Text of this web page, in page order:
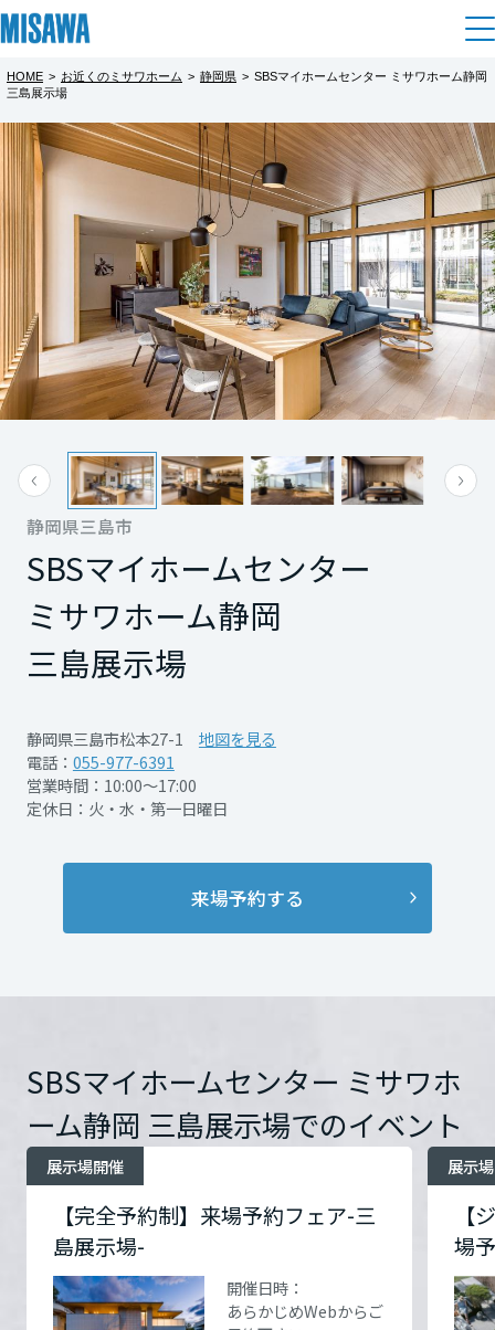
住まい
建てる [注文住宅]
商品ラインアップ
テクノロジー（住まいの性能）
建築事例・建築実例
インテリア
住まいづくりガイド
買う
分譲住宅（建売・土地）検索
中古住宅検索
スムストック検索
多彩な動画やこだわりが詰まった建築実例、注目の最新情報など、住
まいづくりを楽しく学べるデジタルラウンジです。
ホームラウンジ 新築・戸建て
土地活用
個人のお客さま
賃貸住宅
賃貸併用住宅
店舗・各種施設
土地活用モデルルーム見学
土地活用実例
法人のお客さま
企業不動産活用（CRE）戦略
医療・介護・子育て・障がい福祉施設
に役立つ多彩な情報を幅広くお届けします。
リフォーム
戸建て・マンション
ミサワリフォームとは
リフォームメニュー
リフォーム事例
事業用
事業用リノベーション
リフォーム営業所
これからリフォームをご検討の方
まちづくり
複合開発・投資開発
複合開発事業（ASMACI-アスマチ-）
再開発・官民連携事業
分譲マンション開発事業
収益不動産・投資開発事業
建築再生事業
事業用売買
事業用地・事業用建物
オーナーサポート
サポートメニュー
住まいるりんぐ（ロングサポート）
保証制度
アフターメンテナンス
ミサワリフォーム
ご相談窓口
お客様センター
ームを結ぶコミュニケーションサイト。お得・便利・安心なコンテン
企 業・IR情報
企業・IR
ニュース
MISAWAについて
IR情報
SDGs
環境活動
採用情報
新卒者採用
障がい者採用
ウエルネス事業
海外事業
展示場・イベント情報
カタログ請求
住まいのご相談
HOME > お近くのミサワホーム > 静岡県 > SBSマイホームセンター ミサワホーム静岡
三島展示場
静岡県三島市
SBSマイホームセンター
ミサワホーム静岡
三島展示場
静岡県三島市松本27-1
地図を見る
電話： 055-977-6391
営業時間：10:00～17:00
定休日：火・水・第一日曜日
来場予約する
SBSマイホームセンター ミサワホ
ーム静岡 三島展示場でのイベント
【完全予約制】来場予約フェア-三
島展示場-
展示場開催
開催日時：
あらかじめWebからご
【
場
展示
都道府県を選択
北海道
北海道
東北
青森県
岩手県
宮城県
秋田県
山形県
福島県
群馬県
埼玉県
千葉県
【完全予約制】来場予約フェア-三島展示
場-
完全予約制となっております。
お手数ですが、事前の来場予約にご協力お願
いいたします。
※定休日：火曜・水曜・第一日曜
急なご予約は希望に添えない場合がございま
すので、日時に余裕をもってご予約いただけ
ますよう、お願いいたします。
当日見学希望の場合は、お電話（0120-444-
330）までご連絡ください。
この機会にぜひミサワホームの住まいをご体
感ください。
もっと見る
開催日時
あらかじめWebからご予約
Google Map
お問い合
わせ
電話：055-977-6391
定休日：火・水・第一日曜
三島営業所
【ジャンボタオルがもらえる】来場予約
フェア
完全予約制
展示場・分譲住宅をご予約の上ご来場いただ
いた方にミサワホームオリジナル「ジャンボ
タオル」をプレゼント！
【対象会場】
■SBSマイホームセンター展示場（はじめて
のご予約・ご来場に限ります）
■静岡県東部エリア分譲住宅（ご来場歴の有
無は問いません）
※他キャンペーンとは併用いただけません。
同、心よりお待ちしております。
PDFを見る
2026/8/1-9/30
サワホーム静岡 三島展示場
住所
静岡県三島市松本27-1
Google Map
お問い合
わせ
電話：055-977-6391
営業時間：10:00～17:00
日
担当者：担当：三島支店